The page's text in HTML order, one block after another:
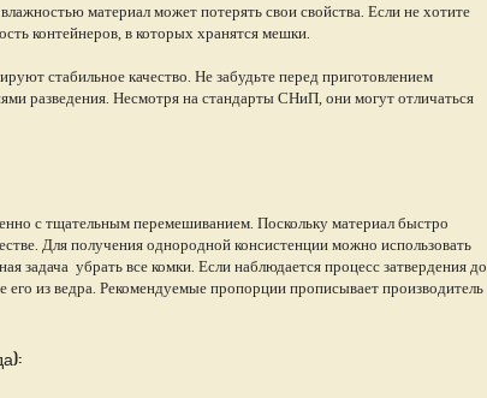
материал может потерять свои свойства. Если не хотите
контейнеров, в которых хранятся мешки.
стабильное качество. Не забудьте перед приготовлением
разведения. Несмотря на стандарты СНиП, они могут отличаться
с тщательным перемешиванием. Поскольку материал быстро
Для получения однородной консистенции можно использовать
задача убрать все комки. Если наблюдается процесс затвердения до
его из ведра. Рекомендуемые пропорции прописывает производитель